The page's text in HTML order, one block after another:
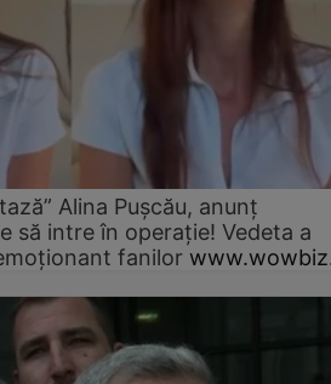
Alina Pușcău, anunț
să intre în operație! Vedeta a
fanilor